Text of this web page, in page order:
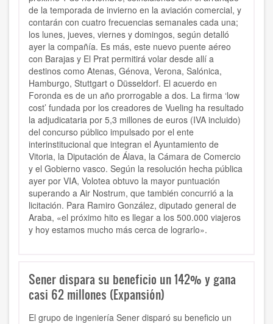
de la temporada de invierno en la aviación comercial, y
contarán con cuatro frecuencias semanales cada una;
los lunes, jueves, viernes y domingos, según detalló
ayer la compañía. Es más, este nuevo puente aéreo
con Barajas y El Prat permitirá volar desde allí a
destinos como Atenas, Génova, Verona, Salónica,
Hamburgo, Stuttgart o Düsseldorf. El acuerdo en
Foronda es de un año prorrogable a dos. La firma ‘low
cost’ fundada por los creadores de Vueling ha resultado
la adjudicataria por 5,3 millones de euros (IVA incluido)
del concurso público impulsado por el ente
interinstitucional que integran el Ayuntamiento de
Vitoria, la Diputación de Álava, la Cámara de Comercio
y el Gobierno vasco. Según la resolución hecha pública
ayer por VIA, Volotea obtuvo la mayor puntuación
superando a Air Nostrum, que también concurrió a la
licitación. Para Ramiro González, diputado general de
Araba, «el próximo hito es llegar a los 500.000 viajeros
y hoy estamos mucho más cerca de lograrlo».
Sener dispara su beneficio un 142% y gana
casi 62 millones (Expansión)
El grupo de ingeniería Sener disparó su beneficio un